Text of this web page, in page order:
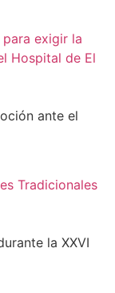
exigir la
Hospital de El
ante el
Tradicionales
la XXVI